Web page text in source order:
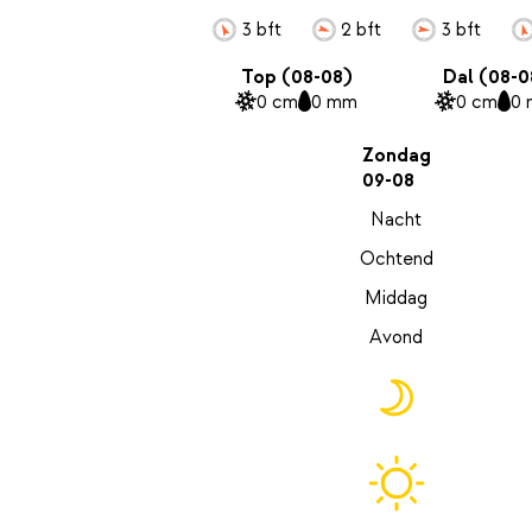
3 bft 2 bft 3 bft
Top (08-08)
0 cm 0 mm
Dal (08-
0 cm 0
Zondag
09-08
Nacht
Ochtend
Middag
Avond